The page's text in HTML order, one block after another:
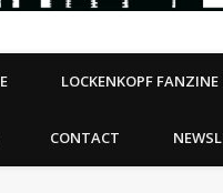
LOCKENKOPF FANZINE
CONTACT